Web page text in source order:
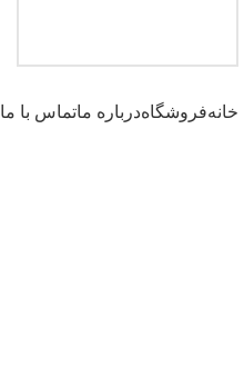
خانهفروشگاهدرباره ماتماس با ما